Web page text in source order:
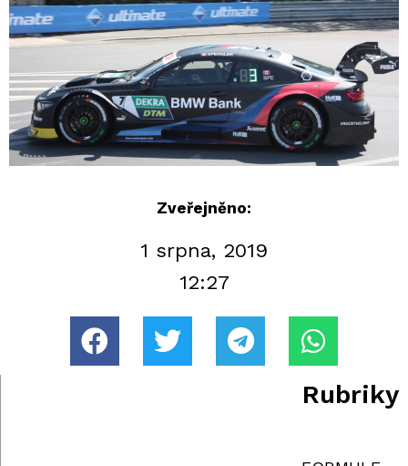
Zveřejněno:
1 srpna, 2019
12:27
Rubriky